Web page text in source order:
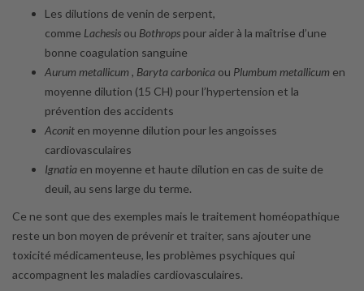
Les dilutions de venin de serpent,
comme Lachesis ou Bothrops pour aider à la maîtrise d’une
bonne coagulation sanguine
Aurum metallicum , Baryta carbonica ou Plumbum metallicum en
moyenne dilution (15 CH) pour l’hypertension et la
prévention des accidents
Aconit en moyenne dilution pour les angoisses
cardiovasculaires
Ignatia en moyenne et haute dilution en cas de suite de
deuil, au sens large du terme.
Ce ne sont que des exemples mais le traitement homéopathique
reste un bon moyen de prévenir et traiter, sans ajouter une
toxicité médicamenteuse, les problèmes psychiques qui
accompagnent les maladies cardiovasculaires.